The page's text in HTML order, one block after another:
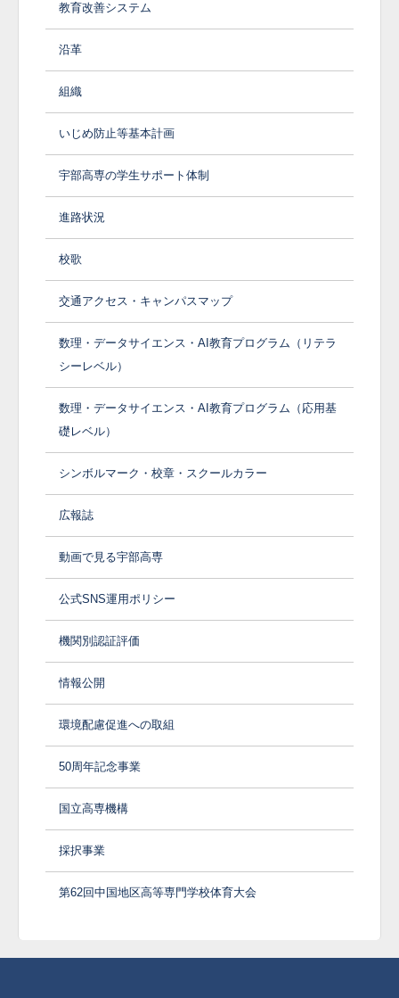
教育改善システム
沿革
組織
いじめ防止等基本計画
宇部高専の学生サポート体制
進路状況
校歌
交通アクセス・キャンパスマップ
数理・データサイエンス・AI教育プログラム（リテラ
シーレベル）
数理・データサイエンス・AI教育プログラム（応用基
礎レベル）
シンボルマーク・校章・スクールカラー
広報誌
動画で見る宇部高専
公式SNS運用ポリシー
機関別認証評価
情報公開
環境配慮促進への取組
50周年記念事業
国立高専機構
採択事業
第62回中国地区高等専門学校体育大会